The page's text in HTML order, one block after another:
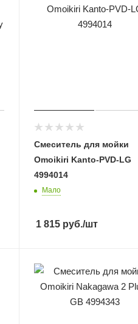
Смеситель для мойки
Omoikiri Kanto-PVD-LG
4994014
Мало
1 815 руб./шт